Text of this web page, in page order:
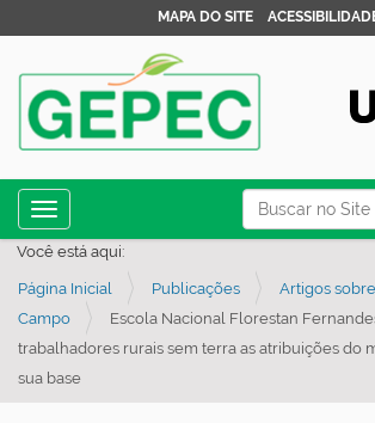
Busca
Busca
MAPA DO SITE
Toggle navigation
Você está aqui:
Página Inicial Publicações
Artigos
Campo
Escola Nacional Florestan
trabalhadores rurais sem terra as atribuições do
sua base